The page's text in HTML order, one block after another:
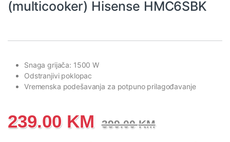
(multicooker) Hisense HMC6SBK
Snaga grijača: 1500 W
Odstranjivi poklopac
Vremenska podešavanja za potpuno prilagođavanje
239.00 KM 399.00KM